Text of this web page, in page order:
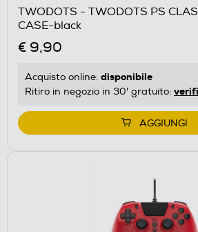
TWODOTS - TWODOTS PS
CASE-black
€ 9,90
Acquisto online: disponibile
Ritiro in negozio in 30' gratuito:
AGGIUNGI